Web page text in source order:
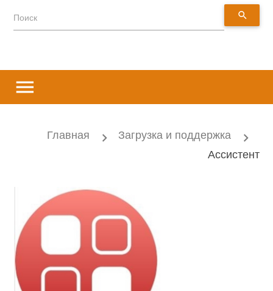
Поиск search
menu
Главная
Загрузка и поддержка
Ассистент